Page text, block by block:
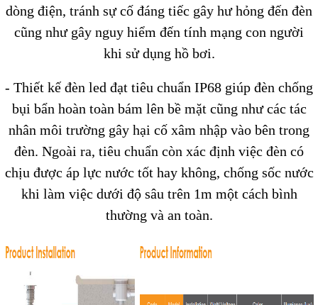
dòng điện, tránh sự cố đáng tiếc gây hư hỏng đến đèn
cũng như gây nguy hiểm đến tính mạng con người
khi sử dụng hồ bơi.
- Thiết kế đèn led đạt tiêu chuẩn IP68 giúp đèn chống
bụi bẩn hoàn toàn bám lên bề mặt cũng như các tác
nhân môi trường gây hại cố xâm nhập vào bên trong
đèn. Ngoài ra, tiêu chuẩn còn xác định việc đèn có
chịu được áp lực nước tốt hay không, chống sốc nước
khi làm việc dưới độ sâu trên 1m một cách bình
thường và an toàn.